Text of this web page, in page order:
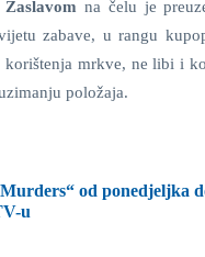
Zaslavomna čelu je
zabave, u rangu
korištenja mrkve, ne libi i
položaja.
od ponedjeljka
u